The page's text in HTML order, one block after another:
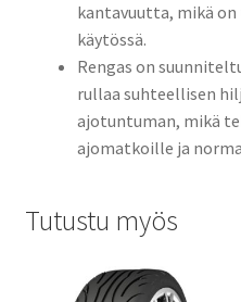
kantavuutta, mikä on
käytössä.
Rengas on
rullaa suhteellisen
ajotuntuman, mikä
ajomatkoille ja
Tutustu myös